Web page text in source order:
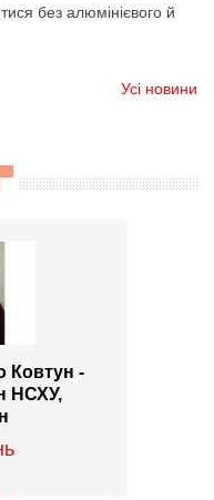
без алюмінієвого й
Усі новини
Ковтун -
НСХУ,